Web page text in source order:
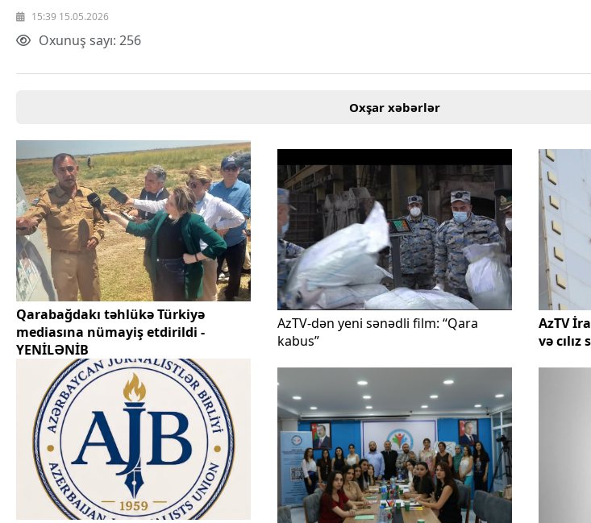
15:39 15.05.2026
Oxunuş sayı: 256
Oxşar xəbərlər
Qarabağdakı təhlükə Türkiyə
mediasına nümayiş etdirildi -
YENİLƏNİB
AzTV-dən yeni sənədli film: “Qara
kabus”
AzTV
və cılız